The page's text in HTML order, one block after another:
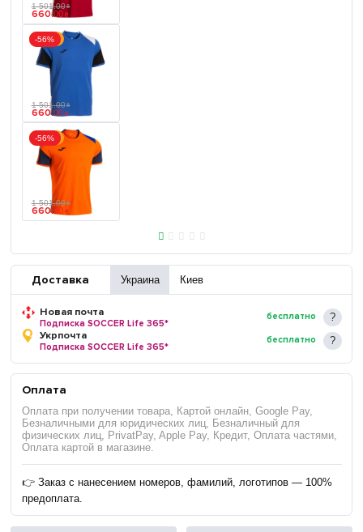
1 501.00 ₴
660.00 ₴
Акция
-56%
1 501.00 ₴
660.00 ₴
Акция
-56%
1 501.00 ₴
660.00 ₴
Доставка Украина Киев
Новая почта
Подписка SOCCER Life 365*
бесплатно
Укрпочта
Подписка SOCCER Life 365*
бесплатно
Оплата
Оплата при получении товара, Картой онлайн, Google Pay,
Безналичными для юридических лиц, Безналичный для
физических лиц, PrivatPay, Apple Pay, Кредит, Оплата частями,
Оплата картой в магазине.
👉 Заказ с нанесением номеров, фамилий, логотипов — 100%
предоплата.